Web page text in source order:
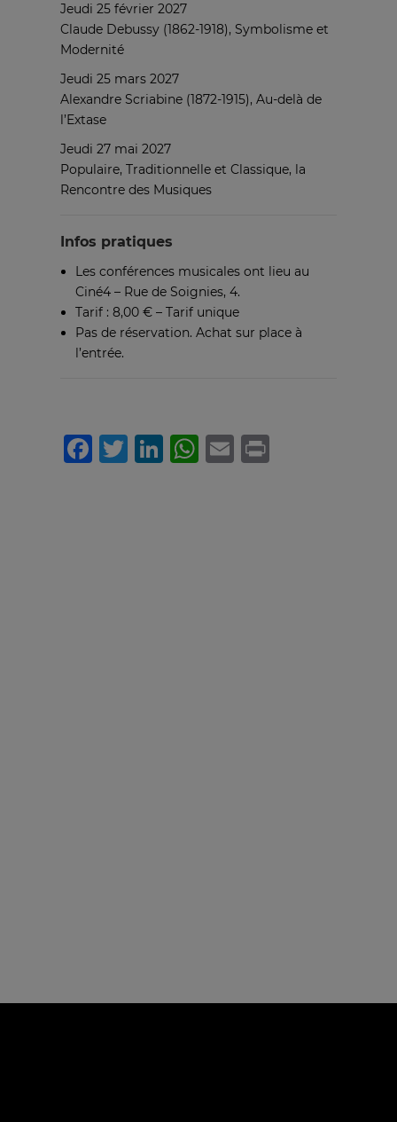
Jeudi 25 février 2027
Claude Debussy (1862-1918), Symbolisme et
Modernité
Jeudi 25 mars 2027
Alexandre Scriabine (1872-1915), Au-delà de
l’Extase
Jeudi 27 mai 2027
Populaire, Traditionnelle et Classique, la
Rencontre des Musiques
Infos pratiques
Les conférences musicales ont lieu au
Ciné4 – Rue de Soignies, 4.
Tarif : 8,00 € – Tarif unique
Pas de réservation. Achat sur place à
l’entrée.
Facebook
Twitter
LinkedIn
WhatsApp
Email